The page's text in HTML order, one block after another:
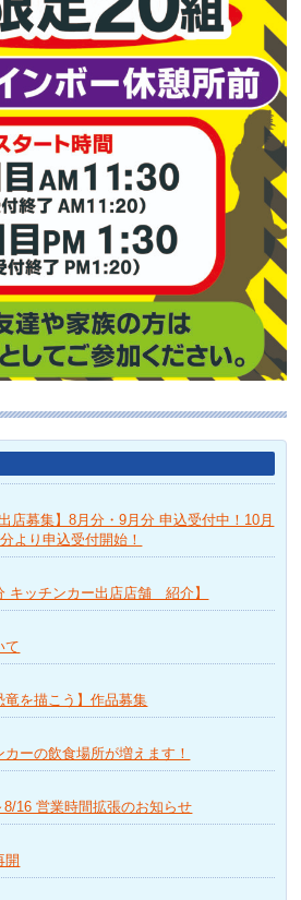
店募集】8月分・9月分 申込受付中！10月
より申込受付開始！
キッチンカー出店店舗 紹介】
て
竜を描こう】作品募集
カーの飲食場所が増えます！
8/16 営業時間拡張のお知らせ
開